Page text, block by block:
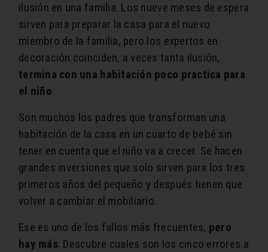
ilusión en una familia. Los nueve meses de espera
sirven para preparar la casa para el nuevo
miembro de la familia, pero los expertos en
decoración coinciden, a veces tanta ilusión,
termina con una habitación poco practica para
el niño.
Son muchos los padres que transforman una
habitación de la casa en un cuarto de bebé sin
tener en cuenta que el niño va a crecer. Se hacen
grandes inversiones que solo sirven para los tres
primeros años del pequeño y después tienen que
volver a cambiar el mobiliario.
Ese es uno de los fallos más frecuentes, pero
hay más. Descubre cuales son los cinco errores a